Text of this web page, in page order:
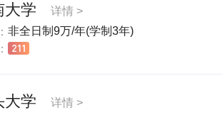
大学
详情 >
非全日制9万/年(学制3年)
大学
详情 >